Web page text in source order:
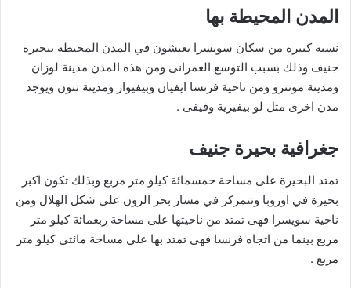
المدن المحيطة بها
نسبة كبيرة من سكان سويسرا يعيشون في المدن المحيطة ببحيرة
جنيف وذلك بسبب التوسع العمرانى ومن هذه المدن مدينة لوزان
ومدينة مونترو ومن ناحية فرنسا ايفيان وبيفيوار ومدينة تنون ويوجد
مدن اخرى مثل لو بيفيرية وفيفى .
جغرافية بحيرة جنيف
تمتد البحيرة على مساحة خمسمائة كيلو متر مربع وبذلك تكون اكبر
بحيرة في اوروبا وتتمركز في مسار بحر الرون على شكل الهلال ومن
ناحية سويسرا فهى تمتد من ناحيتها على مساحة ربعمائة كيلو متر
مربع بينما من اتجاه فرنسا فهي تمتد بها على مساحة مائتى كيلو متر
مربع .